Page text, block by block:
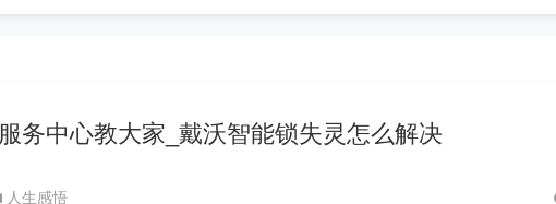
务中心教大家_戴沃智能锁失灵怎么解决
人生感悟